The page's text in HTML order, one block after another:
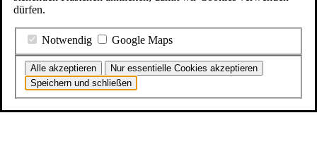
dürfen.
Notwendig Google Maps
Alle akzeptieren
Nur essentielle Cookies akzeptieren
Speichern und schließen